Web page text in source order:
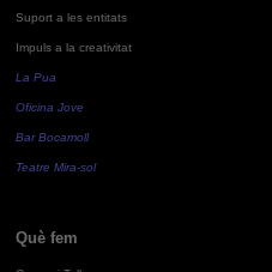
Suport a les entitats
Impuls a la creativitat
La Pua
Oficina Jove
Bar Bocamoll
Teatre Mira-sol
Què fem